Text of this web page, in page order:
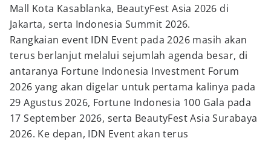
Mall Kota Kasablanka, BeautyFest Asia 2026 di
Jakarta, serta Indonesia Summit 2026.
Rangkaian event IDN Event pada 2026 masih akan
terus berlanjut melalui sejumlah agenda besar, di
antaranya Fortune Indonesia Investment Forum
2026 yang akan digelar untuk pertama kalinya pada
29 Agustus 2026, Fortune Indonesia 100 Gala pada
17 September 2026, serta BeautyFest Asia Surabaya
2026. Ke depan, IDN Event akan terus